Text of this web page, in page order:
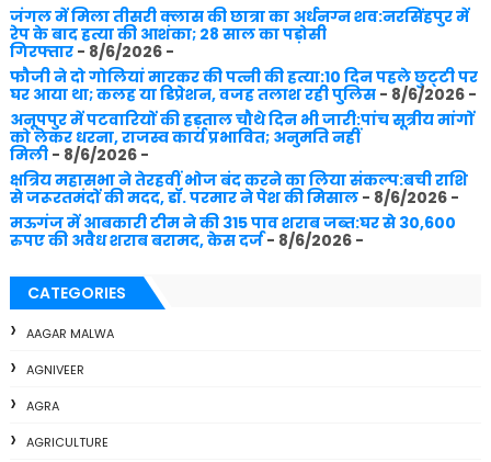
जंगल में मिला तीसरी क्लास की छात्रा का अर्धनग्न शव:नरसिंहपुर में
रेप के बाद हत्या की आशंका; 28 साल का पड़ोसी
गिरफ्तार- 8/6/2026-
फौजी ने दो गोलियां मारकर की पत्नी की हत्या:10 दिन पहले छुट्‌टी पर
घर आया था; कलह या डिप्रेशन, वजह तलाश रही पुलिस- 8/6/2026-
अनूपपुर में पटवारियों की हड़ताल चौथे दिन भी जारी:पांच सूत्रीय मांगों
को लेकर धरना, राजस्व कार्य प्रभावित; अनुमति नहीं
मिली- 8/6/2026-
क्षत्रिय महासभा ने तेरहवीं भोज बंद करने का लिया संकल्प:बची राशि
से जरूरतमंदों की मदद, डॉ. परमार ने पेश की मिसाल- 8/6/2026-
मऊगंज में आबकारी टीम ने की 315 पाव शराब जब्त:घर से 30,600
रुपए की अवैध शराब बरामद, केस दर्ज- 8/6/2026-
CATEGORIES
AAGAR MALWA
AGNIVEER
AGRA
AGRICULTURE